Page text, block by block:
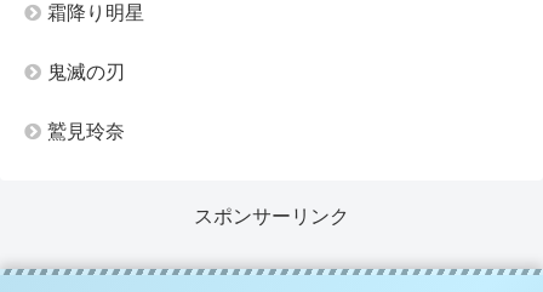
霜降り明星
鬼滅の刃
鷲見玲奈
スポンサーリンク